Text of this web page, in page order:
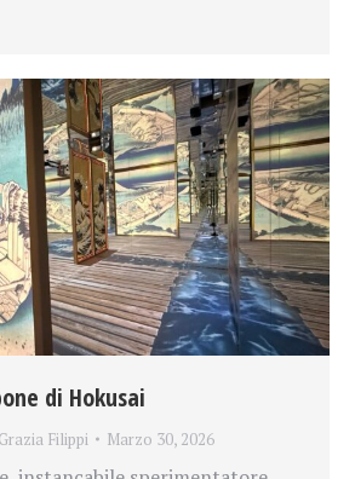
di Hokusai
Filippi Marzo 30, 2026